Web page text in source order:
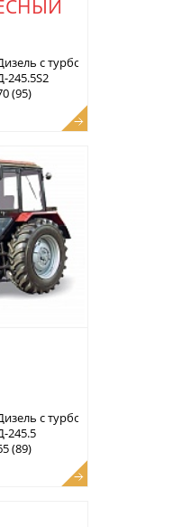
с турбонаддувом
245.5S2
(95)
с турбонаддувом
245.5
(89)